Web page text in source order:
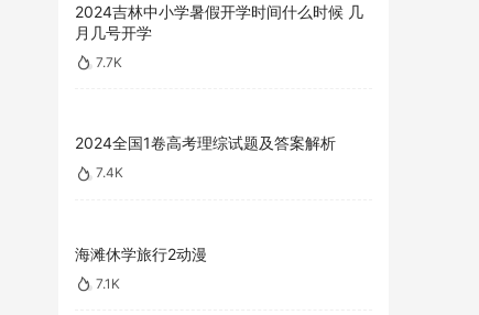
2024吉林中小学暑假开学时间什么时候 几
月几号开学
7.7K
2024全国1卷高考理综试题及答案解析
7.4K
海滩休学旅行2动漫
7.1K